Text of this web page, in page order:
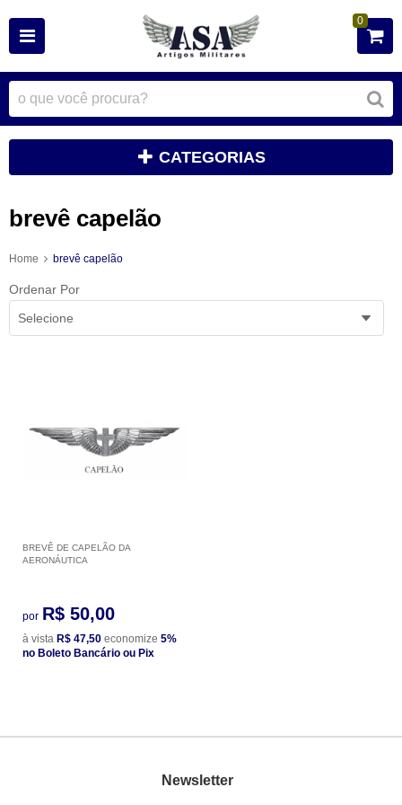
0
CATEGORIAS
brevê capelão
Home brevê capelão
Ordenar Por
Selecione
BREVÊ DE CAPELÃO DA
AERONÁUTICA
por R$ 50,00
à vista R$ 47,50 economize 5%
no Boleto Bancário ou Pix
Newsletter